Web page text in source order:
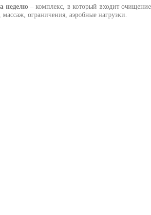
неделю – комплекс, в который входит очищение
ограничения, аэробные нагрузки.